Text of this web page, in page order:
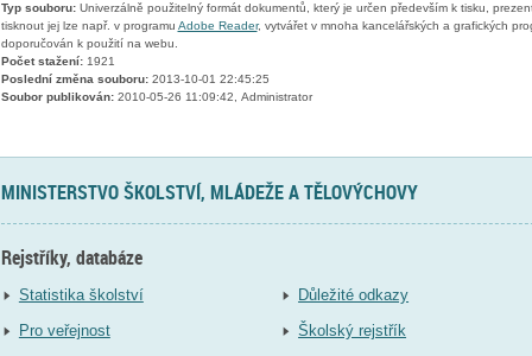
Typ souboru:Univerzálně použitelný formát dokumentů, který je určen především k tisku,
tisknout jej lze např. v programu Adobe Reader, vytvářet v mnoha kancelářských a grafických
doporučován k použití na webu.
Počet stažení:1921
Poslední změna souboru:2013-10-01 22:45:25
Soubor publikován:2010-05-26 11:09:42, Administrator
MINISTERSTVO ŠKOLSTVÍ, MLÁDEŽE A TĚLOVÝCHOVY
Rejstříky, databáze
Statistika školství
Pro veřejnost
Důležité odkazy
Školský rejstřík